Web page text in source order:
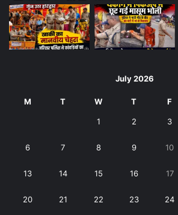
July 2026
M T W T F
1 2 3
6 7 8 9 10
13 14 15 16 17
20 21 22 23 24